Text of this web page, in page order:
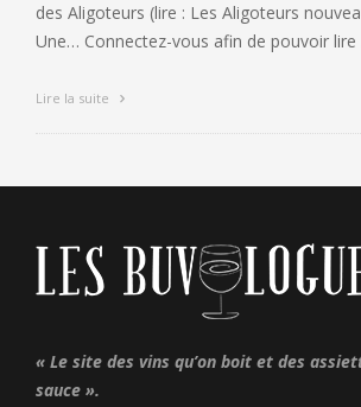
des Aligoteurs (lire : Les Aligoteurs
Une… Connectez-vous afin de pouvoir
Lire la suite
« Le site des vins qu’on boit et des
sauce ».